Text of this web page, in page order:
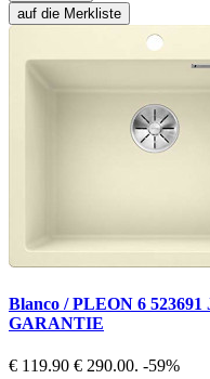
auf die Merkliste
Blanco / PLEON 6
GARANTIE
€ 119.90 € 290.00. -59%